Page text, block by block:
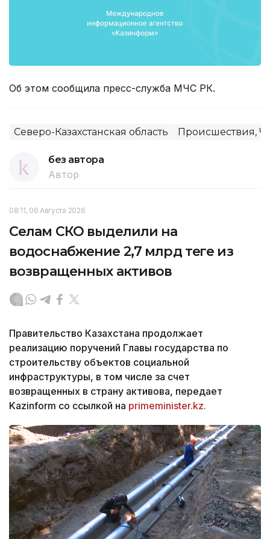
Об этом сообщила пресс-служба МЧС РК.
Северо-Казахстанская область Происшествия,
без автора
Автор
08:11, 06 Августа 2026
Селам СКО выделили на
водоснабжение 2,7 млрд теңге из
возвращенных активов
Правительство Казахстана продолжает
реализацию поручений Главы государства по
строительству объектов социальной
инфраструктуры, в том числе за счет
возвращенных в страну активова, передает
Kazinform со ссылкой на primeminister.kz.